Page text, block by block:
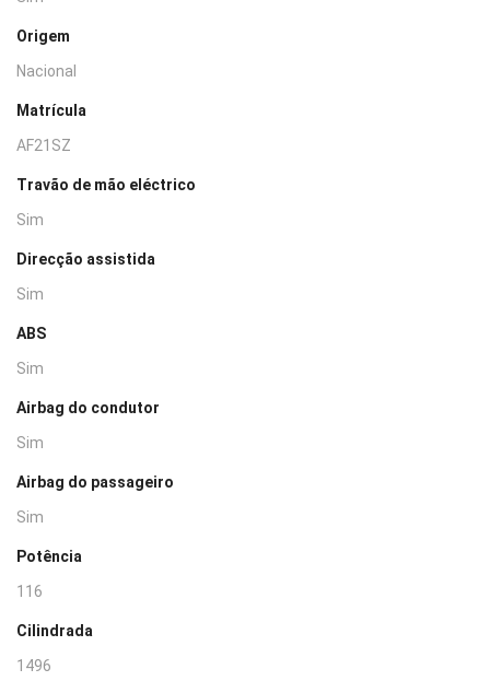
Origem
Nacional
Matrícula
AF21SZ
Travão de mão eléctrico
Sim
Direcção assistida
Sim
ABS
Sim
Airbag do condutor
Sim
Airbag do passageiro
Sim
Potência
116
Cilindrada
1496